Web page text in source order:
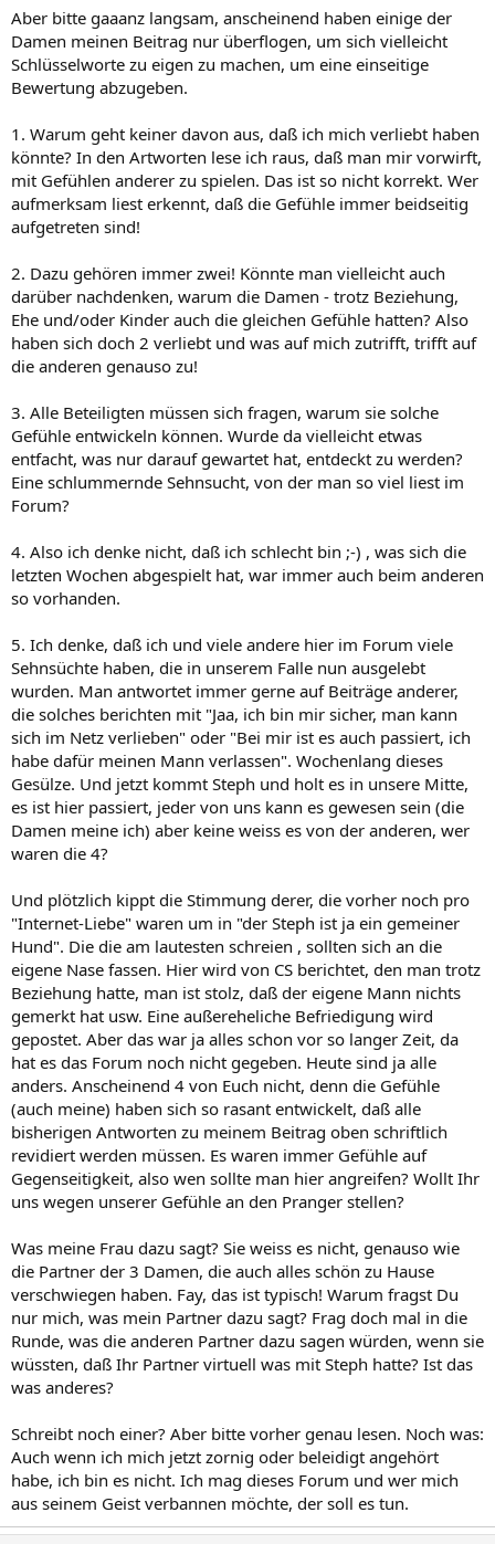
Aber bitte gaaanz langsam, anscheinend haben einige der
Damen meinen Beitrag nur überflogen, um sich vielleicht
Schlüsselworte zu eigen zu machen, um eine einseitige
Bewertung abzugeben.
1. Warum geht keiner davon aus, daß ich mich verliebt haben
könnte? In den Artworten lese ich raus, daß man mir vorwirft,
mit Gefühlen anderer zu spielen. Das ist so nicht korrekt. Wer
aufmerksam liest erkennt, daß die Gefühle immer beidseitig
aufgetreten sind!
2. Dazu gehören immer zwei! Könnte man vielleicht auch
darüber nachdenken, warum die Damen - trotz Beziehung,
Ehe und/oder Kinder auch die gleichen Gefühle hatten? Also
haben sich doch 2 verliebt und was auf mich zutrifft, trifft auf
die anderen genauso zu!
3. Alle Beteiligten müssen sich fragen, warum sie solche
Gefühle entwickeln können. Wurde da vielleicht etwas
entfacht, was nur darauf gewartet hat, entdeckt zu werden?
Eine schlummernde Sehnsucht, von der man so viel liest im
Forum?
4. Also ich denke nicht, daß ich schlecht bin ;-) , was sich die
letzten Wochen abgespielt hat, war immer auch beim anderen
so vorhanden.
5. Ich denke, daß ich und viele andere hier im Forum viele
Sehnsüchte haben, die in unserem Falle nun ausgelebt
wurden. Man antwortet immer gerne auf Beiträge anderer,
die solches berichten mit "Jaa, ich bin mir sicher, man kann
sich im Netz verlieben" oder "Bei mir ist es auch passiert, ich
habe dafür meinen Mann verlassen". Wochenlang dieses
Gesülze. Und jetzt kommt Steph und holt es in unsere Mitte,
es ist hier passiert, jeder von uns kann es gewesen sein (die
Damen meine ich) aber keine weiss es von der anderen, wer
waren die 4?
Und plötzlich kippt die Stimmung derer, die vorher noch pro
"Internet-Liebe" waren um in "der Steph ist ja ein gemeiner
Hund". Die die am lautesten schreien , sollten sich an die
eigene Nase fassen. Hier wird von CS berichtet, den man trotz
Beziehung hatte, man ist stolz, daß der eigene Mann nichts
gemerkt hat usw. Eine außereheliche Befriedigung wird
gepostet. Aber das war ja alles schon vor so langer Zeit, da
hat es das Forum noch nicht gegeben. Heute sind ja alle
anders. Anscheinend 4 von Euch nicht, denn die Gefühle
(auch meine) haben sich so rasant entwickelt, daß alle
bisherigen Antworten zu meinem Beitrag oben schriftlich
revidiert werden müssen. Es waren immer Gefühle auf
Gegenseitigkeit, also wen sollte man hier angreifen? Wollt Ihr
uns wegen unserer Gefühle an den Pranger stellen?
Was meine Frau dazu sagt? Sie weiss es nicht, genauso wie
die Partner der 3 Damen, die auch alles schön zu Hause
verschwiegen haben. Fay, das ist typisch! Warum fragst Du
nur mich, was mein Partner dazu sagt? Frag doch mal in die
Runde, was die anderen Partner dazu sagen würden, wenn sie
wüssten, daß Ihr Partner virtuell was mit Steph hatte? Ist das
was anderes?
Schreibt noch einer? Aber bitte vorher genau lesen. Noch was:
Auch wenn ich mich jetzt zornig oder beleidigt angehört
habe, ich bin es nicht. Ich mag dieses Forum und wer mich
aus seinem Geist verbannen möchte, der soll es tun.